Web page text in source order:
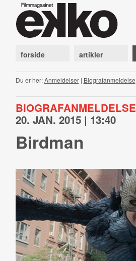
forside artikler
Du er her:Anmeldelser| Biografanmeldelse
BIOGRAFANMELDELSE
20. JAN. 2015 | 13:40
Birdman